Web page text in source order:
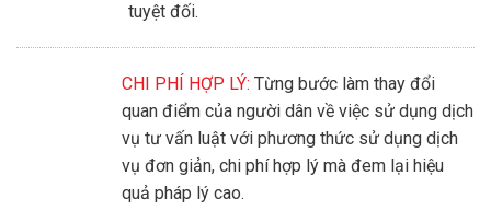
tuyệt đối.
CHI PHÍ HỢP LÝ: Từng bước làm thay đổi
quan điểm của người dân về việc sử dụng dịch
vụ tư vấn luật với phương thức sử dụng dịch
vụ đơn giản, chi phí hợp lý mà đem lại hiệu
quả pháp lý cao.